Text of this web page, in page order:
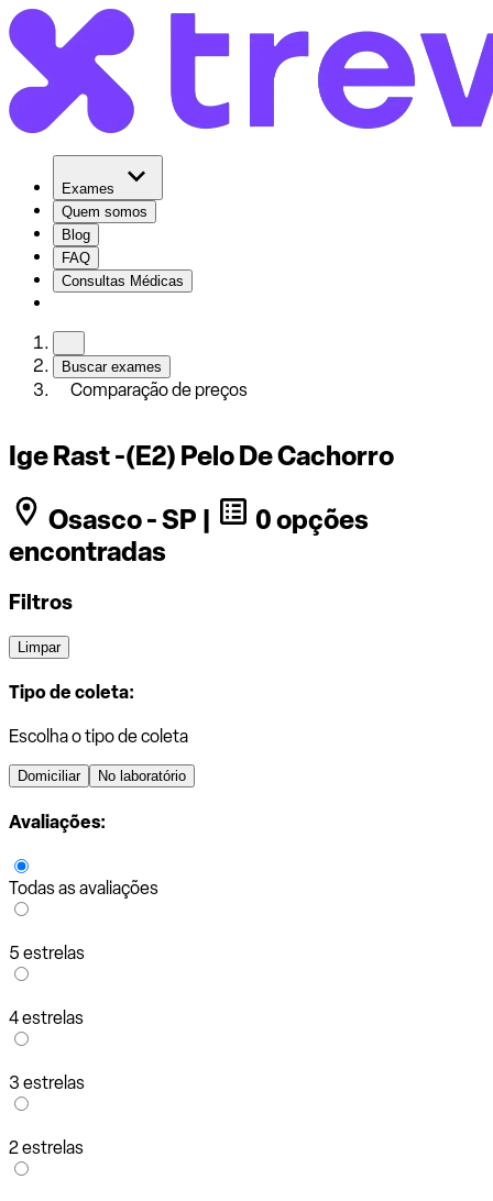
Exames
Quem somos
Blog
FAQ
Consultas Médicas
Buscar exames
Comparação de preços
Ige Rast -(E2) Pelo De Cachorro
Osasco - SP |
0 opções
encontradas
Filtros
Limpar
Tipo de coleta:
Escolha o tipo de coleta
Domiciliar No laboratório
Avaliações:
Todas as avaliações
5 estrelas
4 estrelas
3 estrelas
2 estrelas